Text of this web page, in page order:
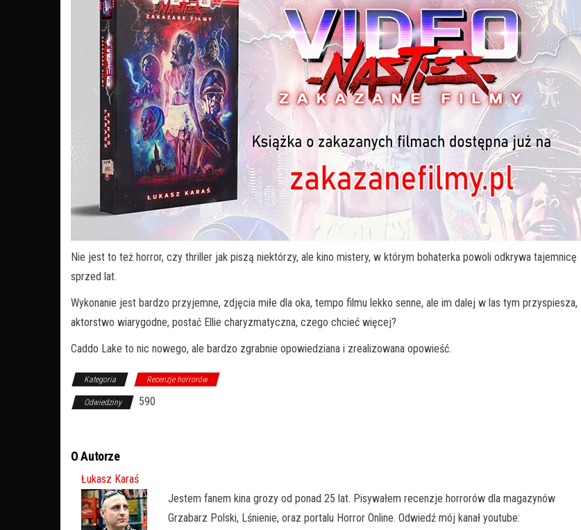
Nie jest to też horror, czy thriller jak piszą niektórzy, ale kino mistery, w którym bohaterka powoli odkrywa tajemnicę
sprzed lat.
Wykonanie jest bardzo przyjemne, zdjęcia miłe dla oka, tempo filmu lekko senne, ale im dalej w las tym przyspiesza,
aktorstwo wiarygodne, postać Ellie charyzmatyczna, czego chcieć więcej?
Caddo Lake to nic nowego, ale bardzo zgrabnie opowiedziana i zrealizowana opowieść.
Kategoria Recenzje horrorów
Odwiedziny 590
O Autorze
Łukasz Karaś
Jestem fanem kina grozy od ponad 25 lat. Pisywałem recenzje horrorów dla magazynów
Grzabarz Polski, Lśnienie, oraz portalu Horror Online. Odwiedź mój kanał youtube: